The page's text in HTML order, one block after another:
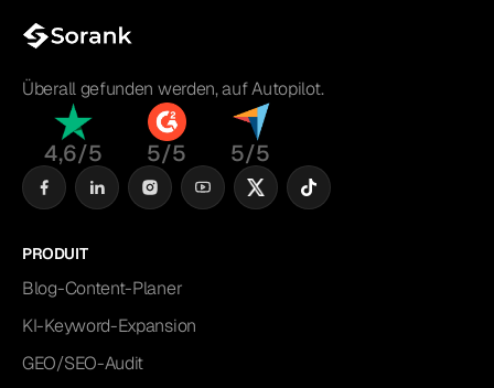
Überall gefunden werden, auf Autopilot.
4,6/5 5/5 5/5
PRODUIT
Blog-Content-Planer
KI-Keyword-Expansion
GEO/SEO-Audit